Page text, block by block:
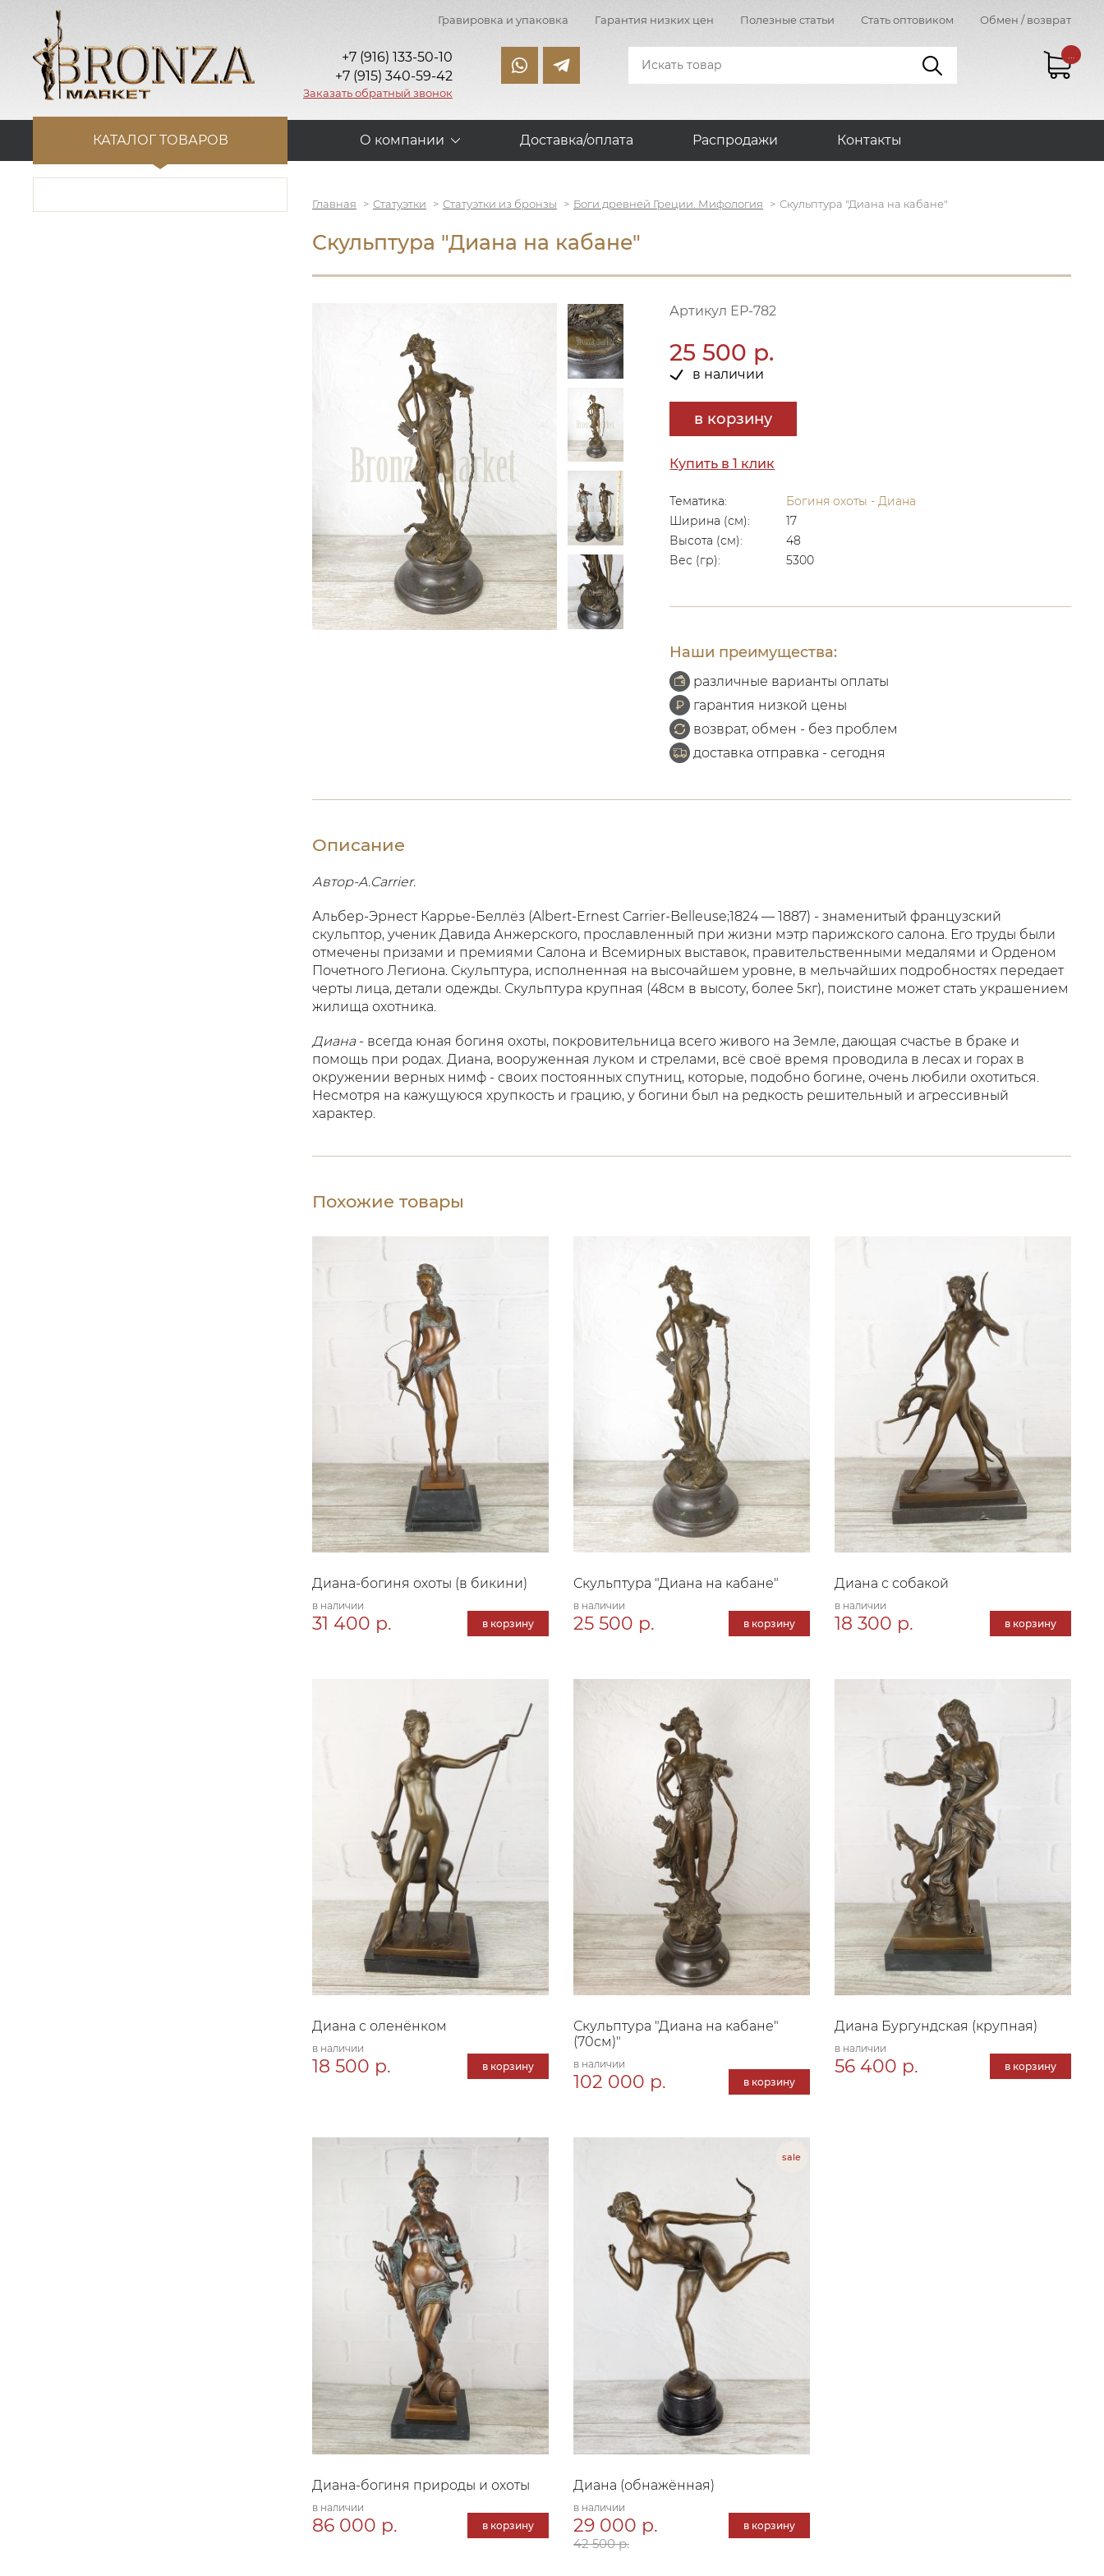
Гравировка и упаковка Гарантия низких цен Полезные статьи Стать оптовиком Обмен / возврат
+7 (916) 133-50-10
+7 (915) 340-59-42
Заказать обратный звонок
...
КАТАЛОГ ТОВАРОВ О компании Доставка/оплата Распродажи Контакты
Главная Статуэтки Статуэтки из бронзы Боги древней Греции. Мифология Скульптура "Диана на кабане"
Скульптура "Диана на кабане"
Артикул ЕР-782
25 500 р.
в наличии
в корзину
Купить в 1 клик
Тематика:
Богиня охоты - Диана
Ширина (см):
17
Высота (см):
48
Вес (гр):
5300
Наши преимущества:
различные варианты оплаты
гарантия низкой цены
возврат, обмен - без проблем
доставка отправка - сегодня
Описание
Автор-A.Carrier.
Альбер-Эрнест Каррье-Беллёз (Albert-Ernest Carrier-Belleuse;1824 — 1887) - знаменитый французский
скульптор, ученик Давида Анжерского, прославленный при жизни мэтр парижского салона. Его труды были
отмечены призами и премиями Салона и Всемирных выставок, правительственными медалями и Орденом
Почетного Легиона. Скульптура, исполненная на высочайшем уровне, в мельчайших подробностях передает
черты лица, детали одежды. Скульптура крупная (48см в высоту, более 5кг), поистине может стать украшением
жилища охотника.
Диана- всегда юная богиня охоты, покровительница всего живого на Земле, дающая счастье в браке и
помощь при родах. Диана, вооруженная луком и стрелами, всё своё время проводила в лесах и горах в
окружении верных нимф - своих постоянных спутниц, которые, подобно богине, очень любили охотиться.
Несмотря на кажущуюся хрупкость и грацию, у богини был на редкость решительный и агрессивный
характер.
Похожие товары
Диана-богиня охоты (в бикини)
в наличии
31 400 р. в корзину
Скульптура "Диана на кабане"
в наличии
25 500 р. в корзину
Диана с собакой
в наличии
18 300 р. в корзину
Диана с оленёнком
в наличии
18 500 р. в корзину
Скульптура "Диана на кабане"
(70см)"
в наличии
102 000 р. в корзину
Диана Бургундская (крупная)
в наличии
56 400 р. в корзину
Диана-богиня природы и охоты
в наличии
86 000 р. в корзину
Диана (обнажённая)
в наличии
29 000 р.
42 500 р.
в корзину